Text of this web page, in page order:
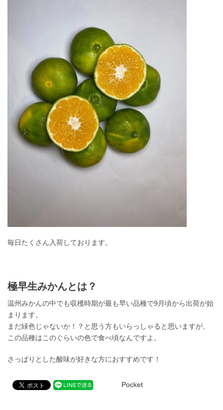
毎日たくさん入荷しております。
極早生みかんとは？
温州みかんの中でも収穫時期が最も早い品種で9月頃から出荷が始
まります。
まだ緑色じゃないか！？と思う方もいらっしゃると思いますが、
この品種はこのぐらいの色で食べ頃なんですよ。
さっぱりとした酸味が好きな方におすすめです！
Pocket